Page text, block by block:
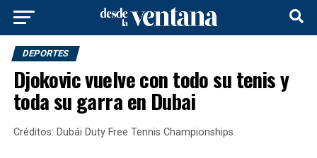
DEPORTES
Djokovic vuelve con todo su tenis y
toda su garra en Dubai
Créditos: Dubái Duty Free Tennis Championships